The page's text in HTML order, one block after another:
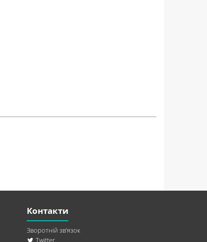
Контакти
Зворотній зв’язок
Twitter